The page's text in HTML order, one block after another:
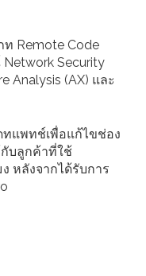
ท Remote Code
Security
Analysis (AX) และ
ทแพทช์เพื่อแก้ไขช่อง
กับลูกค้าที่ใช้
หลังจากได้รับการ